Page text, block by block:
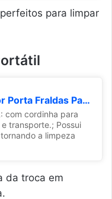
para limpar
Papi Textil Trocador Porta Fraldas Papi Malhas Portátil Est 66Cm X 40Cm Contem 01 Un
com cordinha para
transporte.; Possui
a limpeza
da troca em